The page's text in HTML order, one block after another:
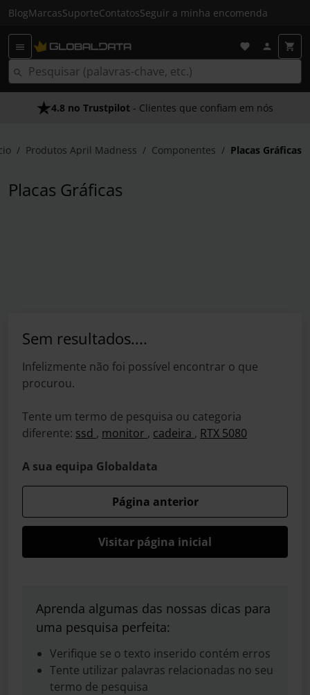
BlogMarcasSuporteContatosSeguir a minha encomenda
As Nossas Promessas- O melhor atendimento
4.8 no Trustpilot - Clientes que confiam em nós
Produtos April Madness Componentes Placas Gráficas
Placas Gráficas
Sem resultados....
Infelizmente não foi possível encontrar o que
procurou.
Tente um termo de pesquisa ou categoria
diferente: ssd , monitor , cadeira , RTX 5080
A sua equipa Globaldata
Página anterior
Visitar página inicial
Aprenda algumas das nossas dicas para
uma pesquisa perfeita:
Verifique se o texto inserido contém erros
Tente utilizar palavras relacionadas no seu
termo de pesquisa